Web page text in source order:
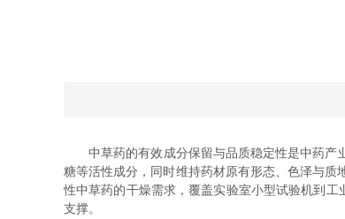
中草药的有效成分保留与品质稳定性是中药产
糖等活性成分，同时维持药材原有形态、色泽与
性中草药的干燥需求，覆盖实验室小型试验机到
支撑。